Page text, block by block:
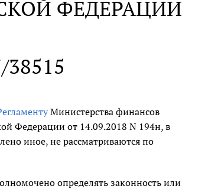
ФЕДЕРАЦИИ
38515
Министерства финансов
Федерации от 14.09.2018 N 194н, в
иное, не рассматриваются по
определять законность или